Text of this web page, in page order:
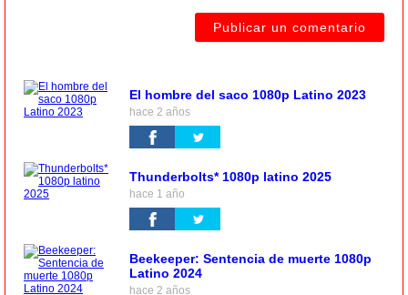
El hombre del saco 1080p Latino 2023
hace 2 años
Thunderbolts* 1080p latino 2025
hace 1 año
Beekeeper: Sentencia de muerte 1080p
Latino 2024
hace 2 años